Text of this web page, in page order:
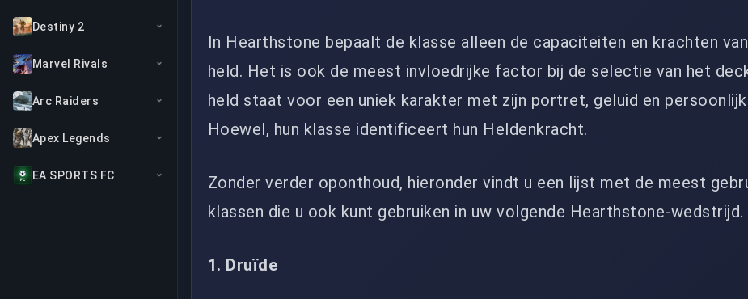
Destiny 2
Marvel Rivals
Arc Raiders
Apex Legends
EA SPORTS FC
In Hearthstone bepaalt de klasse alleen de capaciteiten en krachten
held. Het is ook de meest invloedrijke factor bij de selectie van het
held staat voor een uniek karakter met zijn portret, geluid en
Hoewel, hun klasse identificeert hun Heldenkracht.
Zonder verder oponthoud, hieronder vindt u een lijst met de meest
klassen die u ook kunt gebruiken in uw volgende Hearthstone-wedstrijd.
1. Druïde